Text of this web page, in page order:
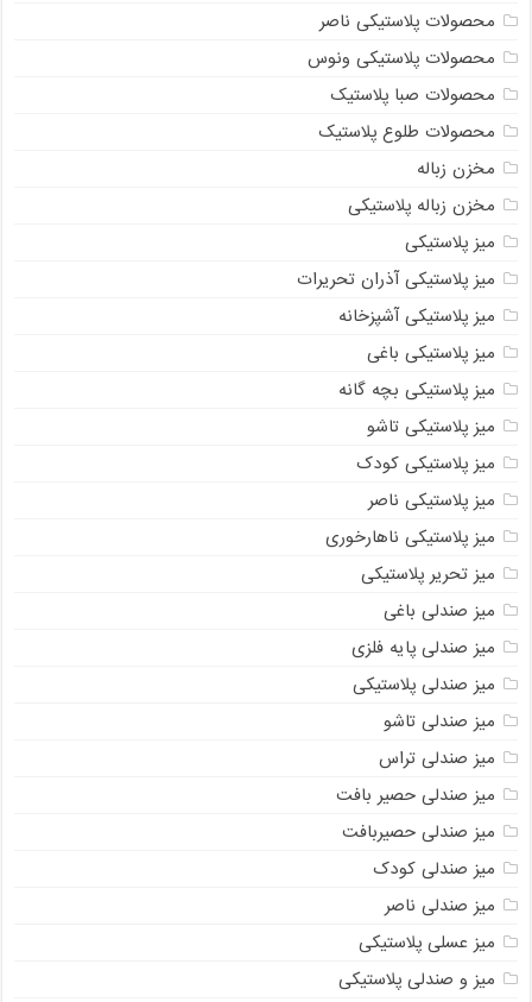
محصولات پلاستیکی ناصر
محصولات پلاستیکی ونوس
محصولات صبا پلاستیک
محصولات طلوع پلاستیک
مخزن زباله
مخزن زباله پلاستیکی
میز پلاستیکی
میز پلاستیکی آذران تحریرات
میز پلاستیکی آشپزخانه
میز پلاستیکی باغی
میز پلاستیکی بچه گانه
میز پلاستیکی تاشو
میز پلاستیکی کودک
میز پلاستیکی ناصر
میز پلاستیکی ناهارخوری
میز تحریر پلاستیکی
میز صندلی باغی
میز صندلی پایه فلزی
میز صندلی پلاستیکی
میز صندلی تاشو
میز صندلی تراس
میز صندلی حصیر بافت
میز صندلی حصیربافت
میز صندلی کودک
میز صندلی ناصر
میز عسلی پلاستیکی
میز و صندلی پلاستیکی